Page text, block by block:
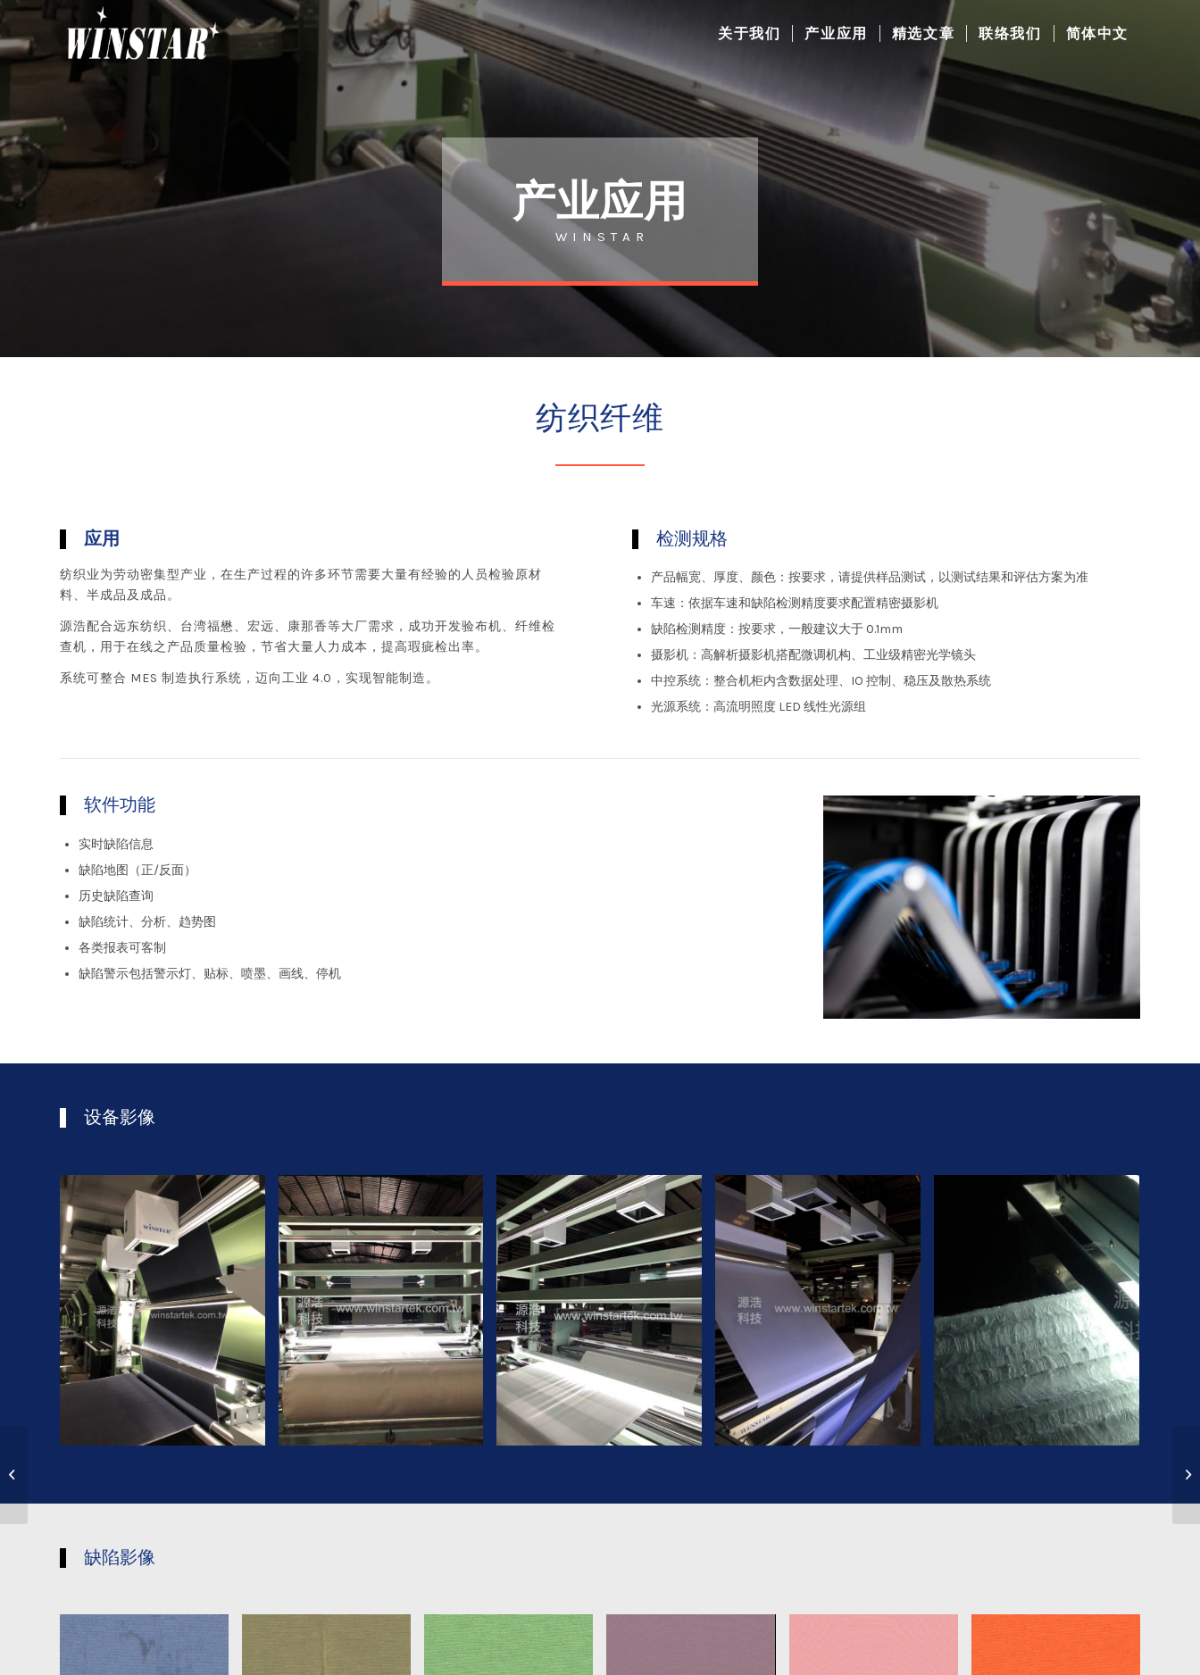
关于我们 产业应用 精选文章 联络我们 简体中文
产业应用
W I N S T A R
纺织纤维
应用
纺织业为劳动密集型产业，在生产过程的许多环节需要大量有经验的人员检验原材
料、半成品及成品。
源浩配合远东纺织、台湾福懋、宏远、康那香等大厂需求，成功开发验布机、纤维检
查机，用于在线之产品质量检验，节省大量人力成本，提高瑕疵检出率。
系统可整合 MES 制造执行系统，迈向工业 4.0，实现智能制造。
检测规格
产品幅宽、厚度、颜色：按要求，请提供样品测试，以测试结果和评估方案为准
车速：依据车速和缺陷检测精度要求配置精密摄影机
缺陷检测精度：按要求，一般建议大于 0.1mm
摄影机：高解析摄影机搭配微调机构、工业级精密光学镜头
中控系统：整合机柜内含数据处理、IO 控制、稳压及散热系统
光源系统：高流明照度 LED 线性光源组
软件功能
实时缺陷信息
缺陷地图（正/反面）
历史缺陷查询
缺陷统计、分析、趋势图
各类报表可客制
缺陷警示包括警示灯、贴标、喷墨、画线、停机
设备影像
缺陷影像